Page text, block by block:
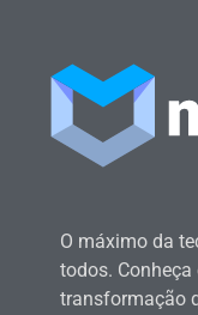
O máximo da
todos. Conheça
transformação